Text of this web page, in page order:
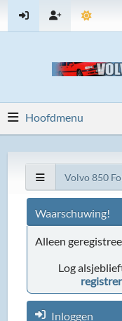
Hoofdmenu
Volvo 850
Waarschuwing!
Alleen
Log
Inloggen